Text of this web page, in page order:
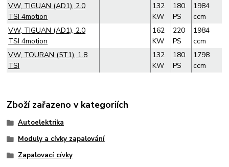
VW, TIGUAN (AD1), 2.0
TSI 4motion
132
KW
180
PS
1984
ccm
VW, TIGUAN (AD1), 2.0
TSI 4motion
162
KW
220
PS
1984
ccm
VW, TOURAN (5T1), 1.8
TSI
132
KW
180
PS
1798
ccm
Zboží zařazeno v kategoriích
Autoelektrika
Moduly a cívky zapalování
Zapalovací cívky